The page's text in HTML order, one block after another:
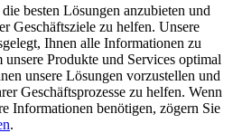
besten Lösungen anzubieten und
Geschäftsziele zu helfen. Unsere
Ihnen alle Informationen zu
Produkte und Services optimal
unsere Lösungen vorzustellen und
Geschäftsprozesse zu helfen. Wenn
Informationen benötigen, zögern Sie
.